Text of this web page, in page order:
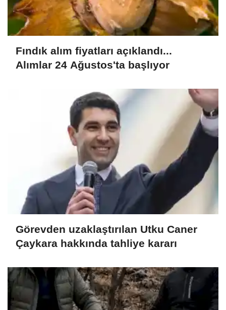
Fındık alım fiyatları açıklandı...
Alımlar 24 Ağustos'ta başlıyor
Görevden uzaklaştırılan Utku Caner
Çaykara hakkında tahliye kararı